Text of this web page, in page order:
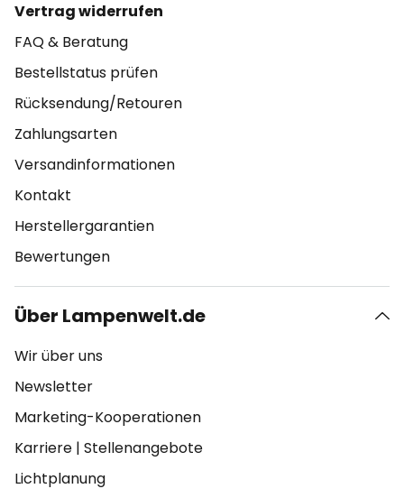
Vertrag widerrufen
FAQ & Beratung
Bestellstatus prüfen
Rücksendung/Retouren
Zahlungsarten
Versandinformationen
Kontakt
Herstellergarantien
Bewertungen
Über Lampenwelt.de
Wir über uns
Newsletter
Marketing-Kooperationen
Karriere | Stellenangebote
Lichtplanung